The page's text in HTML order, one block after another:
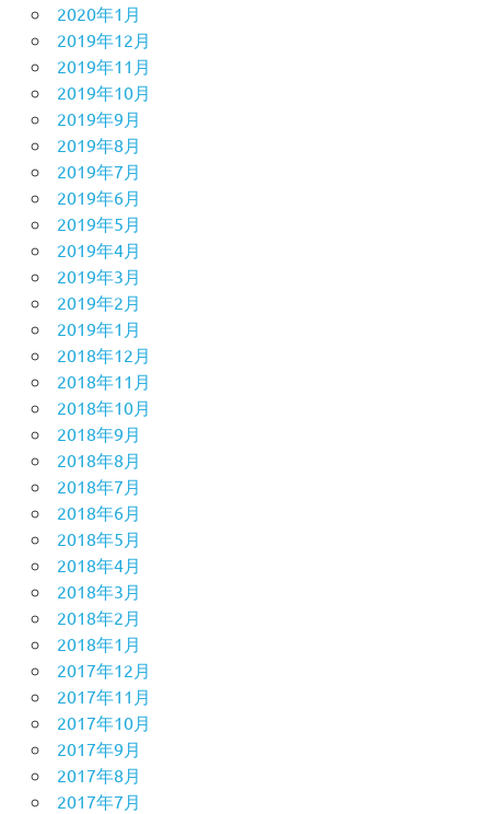
2020年1月
2019年12月
2019年11月
2019年10月
2019年9月
2019年8月
2019年7月
2019年6月
2019年5月
2019年4月
2019年3月
2019年2月
2019年1月
2018年12月
2018年11月
2018年10月
2018年9月
2018年8月
2018年7月
2018年6月
2018年5月
2018年4月
2018年3月
2018年2月
2018年1月
2017年12月
2017年11月
2017年10月
2017年9月
2017年8月
2017年7月